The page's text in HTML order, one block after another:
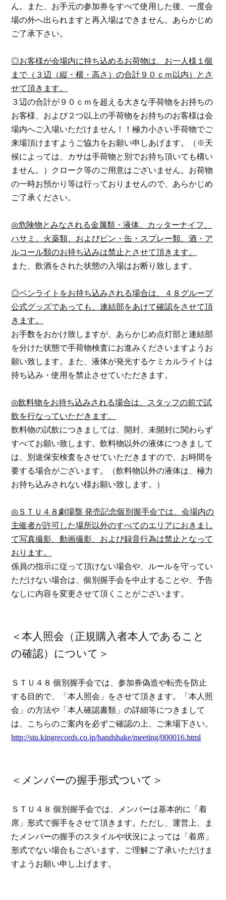
ん。また、お手元の参加券をすべて使用した後、一度会
場の外へ出られますと再入場はできません。あらかじめ
ご了承下さい。
◎お客様が会場内に持ち込めるお荷物は、お一人様１個
まで（３辺（縦・横・高さ）の合計９０ｃｍ以内）とさ
せて頂きます。
３辺の合計が９０ｃｍを超える大きな手荷物をお持ちの
お客様、および２つ以上の手荷物をお持ちのお客様は会
場内へご入場いただけません！！極力小さい手荷物でご
来場頂けますようご協力をお願い申しあげます。（※天
候によっては、カサは手荷物と別でお持ち頂いても構い
ません。）クローク等のご用意はございません。お荷物
の一時お預かり等は行っておりませんので、あらかじめ
ご了承ください。
◎危険物とみなされる金属類・液体、カッターナイフ、
ハサミ、火薬類、およびビン・缶・スプレー類、酒・ア
ルコール類のお持ち込みは禁止とさせて頂きます。
また、飲酒をされた状態の入場はお断り致します。
◎ペンライトをお持ち込みされる場合は、４８グループ
公式グッズであっても、連結部をあけて確認をさせて頂
きます。
お手数をおかけ致しますが、あらかじめ点灯部と連結部
を分けた状態で手荷物検査にお進みくださいますようお
願い致します。また、液体が発光するケミカルライトは
持ち込み・使用を禁止させていただきます。
◎飲料物をお持ち込みされる場合は、スタッフの前で試
飲を行なっていただきます。
飲料物の試飲につきましては、開封、未開封に関わらず
すべてお願い致します。飲料物以外の液体につきまして
は、別途保安検査をさせていただきますので、お時間を
要する場合がございます。（飲料物以外の液体は、極力
お持ち込みされない様お願い致します。）
◎ ＳＴＵ４８劇場盤 発売記念個別握手会では、会場内の
主催者が許可した場所以外のすべてのエリアにおきまし
て写真撮影、動画撮影、および録音行為は禁止となって
おります。
係員の指示に従って頂けない場合や、ルールを守ってい
ただけない場合は、個別握手会を中止することや、予告
なしに内容を変更させて頂くことがございます。
＜本人照会（正規購入者本人であること
の確認）について＞
ＳＴＵ４８ 個別握手会では、参加券偽造や転売を防止
する目的で、「本人照会」をさせて頂きます。「本人照
会」の方法や「本人確認書類」の詳細等につきまして
は、こちらのご案内を必ずご確認の上、ご来場下さい。
http://stu.kingrecords.co.jp/handshake/meeting/000016.html
＜メンバーの握手形式ついて＞
ＳＴＵ４８ 個別握手会では、メンバーは基本的に「着
席」形式で握手をさせて頂きます。ただし、運営上、ま
たメンバーの握手のスタイルや状況によっては「着席」
形式でない場合もございます。ご理解ご了承いただけま
すようお願い申し上げます。